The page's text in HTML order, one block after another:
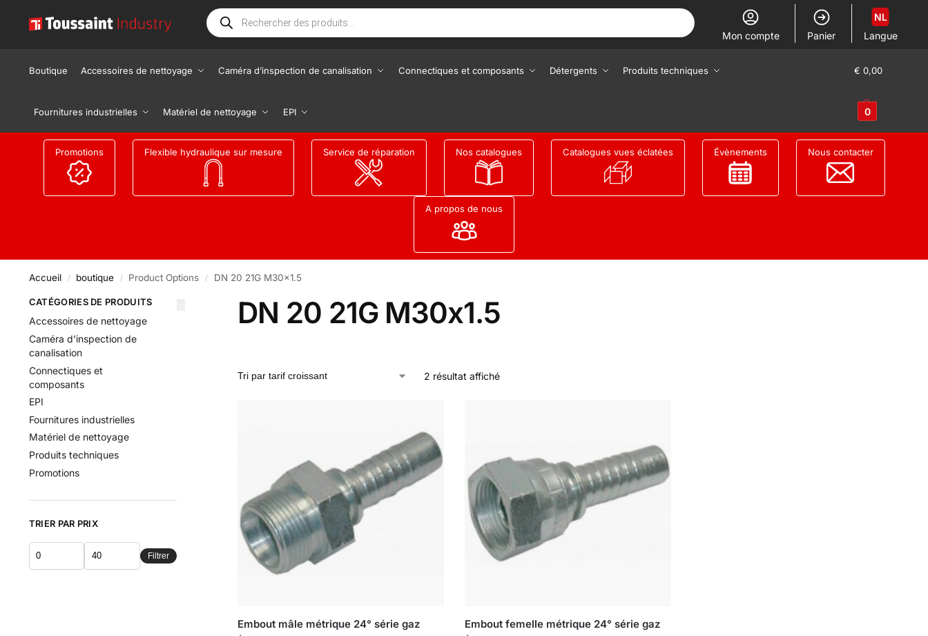
Mon compte Panier Langue
NL
Boutique Accessoires de nettoyage Caméra d’inspection de canalisation Connectiques et composants Détergents Produits techniques
Fournitures industrielles Matériel de nettoyage EPI
€ 0,00
0
Promotions Flexible hydraulique sur mesure Service de réparation Nos catalogues Catalogues vues éclatées Évènements Nous contacter
A propos de nous
Accueil / boutique / Product Options / DN 20 21G M30x1.5
DN 20 21G M30x1.5
2 résultat affiché
Embout mâle métrique 24° série gaz Embout femelle métrique 24° série gaz
CATÉGORIES DE PRODUITS
Accessoires de nettoyage
Caméra d'inspection de
canalisation
Connectiques et
composants
EPI
Fournitures industrielles
Matériel de nettoyage
Produits techniques
Promotions
TRIER PAR PRIX
Filtrer